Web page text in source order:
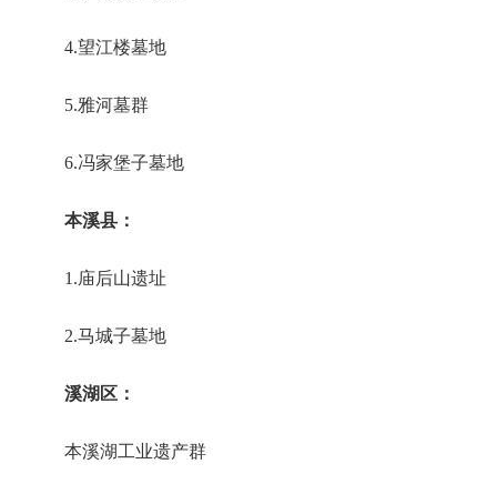
4.望江楼墓地
5.雅河墓群
6.冯家堡子墓地
本溪县：
1.庙后山遗址
2.马城子墓地
溪湖区：
本溪湖工业遗产群